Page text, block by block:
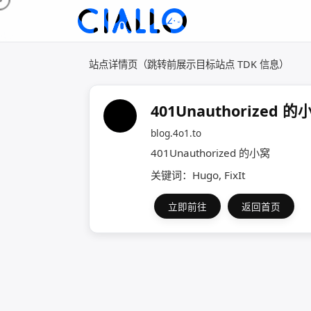
站点详情页（跳转前展示目标站点 TDK 信息）
401Unauthorized 的
blog.4o1.to
401Unauthorized 的小窝
关键词：Hugo, FixIt
立即前往 返回首页